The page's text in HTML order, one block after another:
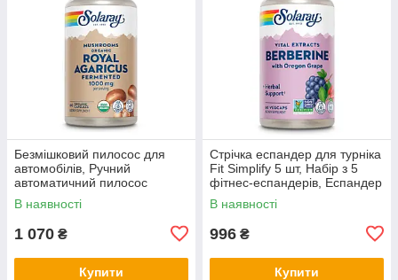
Безмішковий пилосос для
автомобілів, Ручний
автоматичний пилосос
Ручний автомобільний для
пилу ZQ-66
В наявності
1 070 ₴
Купити
Стрічка еспандер для турніка
Fit Simplify 5 шт, Набір з 5
фітнес-еспандерів, Еспандер
вправ тренажерний OV-18
В наявності
996 ₴
Купити